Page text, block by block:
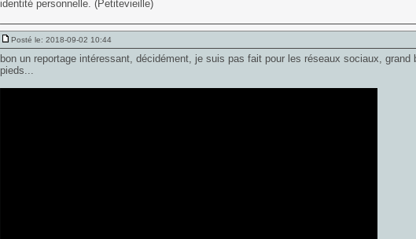
identité personnelle. (Petitevieille)
Posté le: 2018-09-02 10:44
bon un reportage intéressant, décidément, je suis pas fait pour les réseaux sociaux,
pieds...